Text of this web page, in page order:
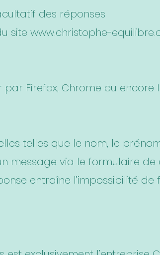
des réponses
site www.christophe-
par Firefox, Chrome ou encore
telles que le nom, le
message via le formulaire
entraîne l’impossibilité